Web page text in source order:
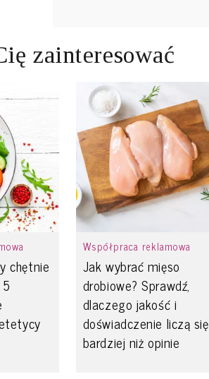
zainteresować
chętnie
Współpraca reklamowa
Jak wybrać mięso
drobiowe? Sprawdź,
dlaczego jakość i
doświadczenie liczą się
bardziej niż opinie